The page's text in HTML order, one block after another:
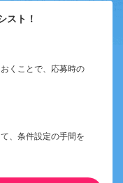
スト！
くことで、応募時の
、条件設定の手間を